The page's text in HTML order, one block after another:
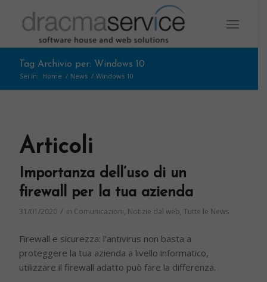
Tag Archivio per: Windows 10
Sei in: Home / News / Windows 10
Articoli
Importanza dell’uso di un
firewall per la tua azienda
31/01/2020 / in Comunicazioni, Notizie dal web,Tutte le News
Firewall e sicurezza: l’antivirus non basta a
proteggere la tua azienda a livello informatico,
utilizzare il firewall adatto può fare la differenza.